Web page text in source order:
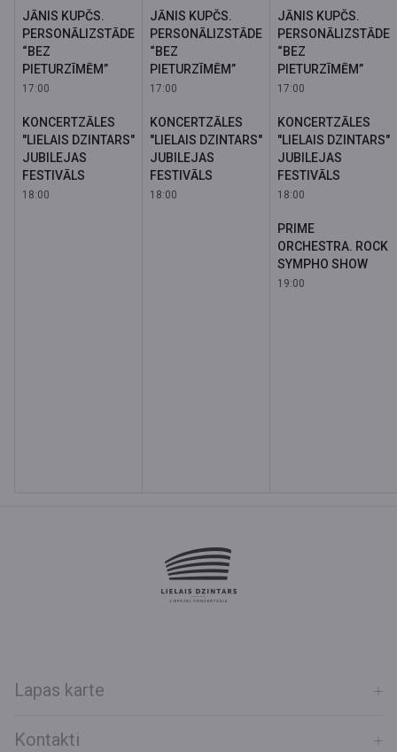
JĀNIS KUPČS.
PERSONĀLIZSTĀDE
“BEZ
PIETURZĪMĒM”
17:00
KONCERTZĀLES
"LIELAIS DZINTARS"
JUBILEJAS
FESTIVĀLS
18:00
JĀNIS KUPČS.
PERSONĀLIZSTĀDE
“BEZ
PIETURZĪMĒM”
17:00
KONCERTZĀLES
"LIELAIS DZINTARS"
JUBILEJAS
FESTIVĀLS
18:00
JĀNIS KUPČS.
PERSONĀLIZSTĀDE
“BEZ
PIETURZĪMĒM”
17:00
KONCERTZĀLES
"LIELAIS DZINTARS"
JUBILEJAS
FESTIVĀLS
18:00
PRIME
ORCHESTRA. ROCK
SYMPHO SHOW
19:00
Lapas karte
Kontakti